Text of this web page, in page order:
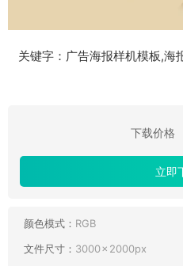
关键字：广告海报样机模板,
下载价格
立即
颜色模式： RGB
文件尺寸： 3000 × 2000px